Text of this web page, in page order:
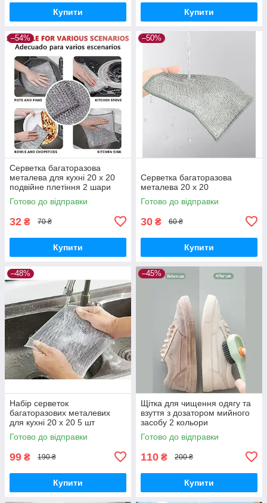
Купити Купити
–54%
Серветка багаторазова
металева для кухні 20 х 20
подвійне плетіння 2 шари
Готово до відправки
32 ₴ 70 ₴
Купити
–50%
Серветка багаторазова
металева 20 х 20
Готово до відправки
30 ₴ 60 ₴
Купити
–48%
Набір серветок
багаторазових металевих
для кухні 20 х 20 5 шт
Готово до відправки
99 ₴ 190 ₴
Купити
–45%
Щітка для чищення одягу та
взуття з дозатором мийного
засобу 2 кольори
Готово до відправки
110 ₴ 200 ₴
Купити